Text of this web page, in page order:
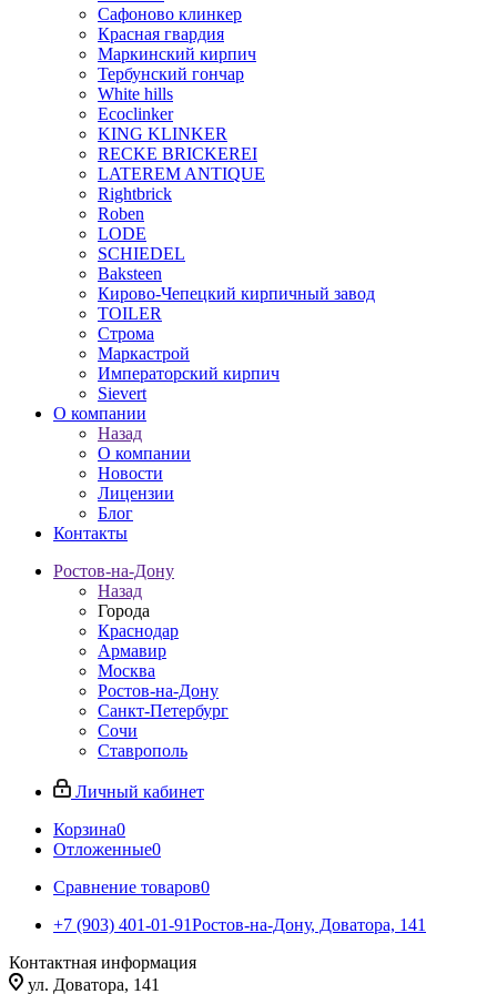
Сафоново клинкер
Красная гвардия
Маркинский кирпич
Тербунский гончар
White hills
Ecoclinker
KING KLINKER
RECKE BRICKEREI
LATEREM ANTIQUE
Rightbrick
Roben
LODE
SCHIEDEL
Baksteen
Кирово-Чепецкий кирпичный завод
TOILER
Строма
Маркастрой
Императорский кирпич
Sievert
О компании
Назад
О компании
Новости
Лицензии
Блог
Контакты
Ростов-на-Дону
Назад
Города
Краснодар
Армавир
Москва
Ростов-на-Дону
Санкт-Петербург
Сочи
Ставрополь
Личный кабинет
Корзина0
Отложенные0
Сравнение товаров0
+7 (903) 401-01-91Ростов-на-Дону, Доватора, 141
Контактная информация
ул. Доватора, 141